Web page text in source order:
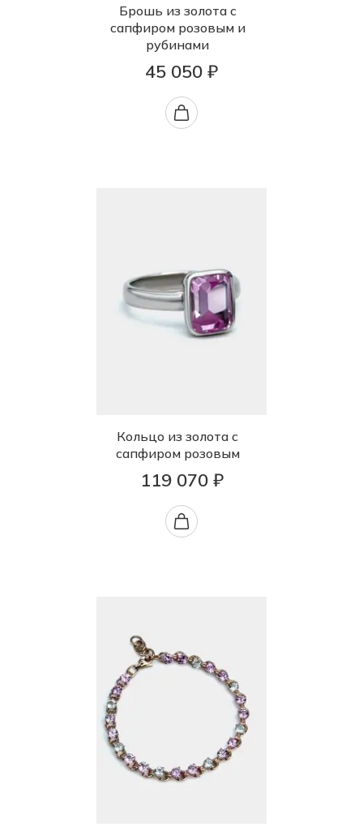
Брошь из золота с
сапфиром розовым и
рубинами
45 050 ₽
Кольцо из золота с
сапфиром розовым
119 070 ₽